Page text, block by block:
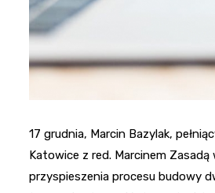
17 grudnia, Marcin Bazylak,
Katowice z red. Marcinem
przyspieszenia procesu budowy